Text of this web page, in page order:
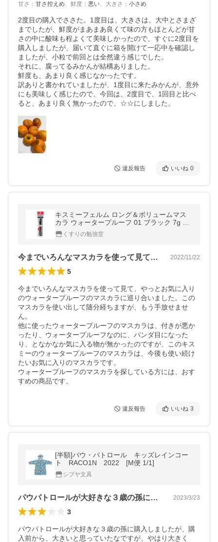
甘さ ： 甘さ控えめ、 鮮度 ： 悪い、 大きさ ： 小さめ
2度目の購入でささた。1度目は、大きさは、大中とさまざ
までしたが、鮮度がまあまあ良くて味の方もほとんどが甘
さの中に酸味も程よくて美味しかったので、すぐに2度目を
購入しましたが、届いて直ぐに箱を開けて一応中を確認し
ましたが、小粒で前回とは全然違う感じでした。
それに、腐ってるみかんが結構ありました。
鮮度も、あまり良く感じなかったです。
訳ありと書かれていましたが、1度目に来たみかんが、意外
にも美味しく感じたので、今回は、2度目で、1回目と比べ
ると、あまり良く無かったので、☆☆にしました。
違反報告 いいね 0
キスミーフェルム ロング＆ボリュームマス
カラ ウォータープルーフ 01 ブラック 7g メ
ール便送料無料
くすりの勉強堂
今までいろんなマスカラを使って見て、や… 2022/11/22
5
今までいろんなマスカラを使って見て、やっとお気に入り
のウォータープルーフのマスカラに巡り合いました。この
マスカラを使い出して随分経ちますが、もう手放せませ
ん。
他に使ったウォータープルーフのマスカラは、付きが悪か
ったり、ウォータープルーフなのに、パンダ目になった
り、となかなか気に入る物が無かったのですが、このキス
ミーのウォータープルーフのマスカラは、今後も使い続け
たいお気に入りのマスカラです。
ウォータープルーフのマスカラを探している方には、おす
すめの商品です。
違反報告 いいね 3
[半額]パウ・パトロール キッズレインコー
ト RACO1N 2022 [M便 1/1]
シブヤ文具
パウパトロールが大好きな３歳の孫に購入… 2023/3/23
3
パウパトロールが大好きな３歳の孫に購入しましたが、購
入前から、大きいと思っていたなですが、やはり大きく